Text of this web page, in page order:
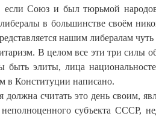
если Союз и был тюрьмой
в большинстве своём
нашим либералам
В целом все эти три силы
элиты, лица
в Конституции написано.
считать это день своим,
субъекта СССР,